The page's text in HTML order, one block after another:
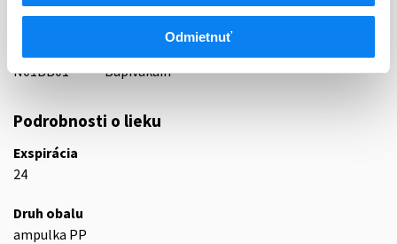
Odmietnuť
N01
Anestetiká
Lokálne anestetiká
N01BB01
Bupivakaín
Podrobnosti o lieku
Exspirácia
24
Druh obalu
ampulka PP